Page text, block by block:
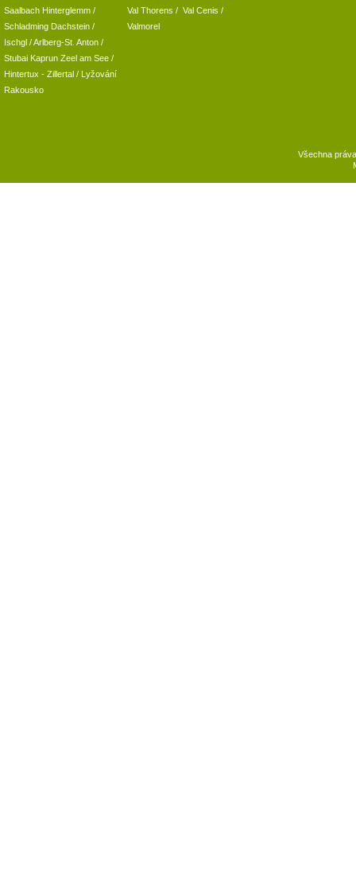
Saalbach Hinterglemm /
Schladming Dachstein /
Ischgl /Arlberg-St. Anton /
Stubai Kaprun Zeel am See /
Hintertux - Zillertal / Lyžování
Rakousko
Val Thorens / Val Cenis /
Valmorel
Všechna